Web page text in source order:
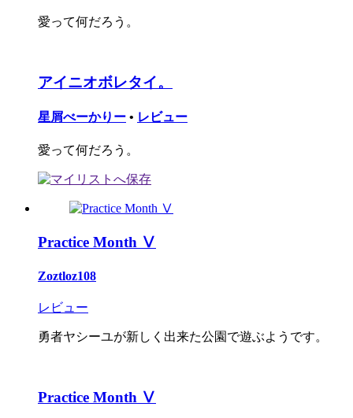
愛って何だろう。
アイニオボレタイ。
星屑べーかりー • レビュー
愛って何だろう。
Practice Month Ⅴ
Zoztloz108
レビュー
勇者ヤシーユが新しく出来た公園で遊ぶようです。
Practice Month Ⅴ